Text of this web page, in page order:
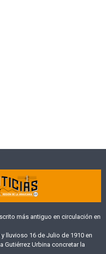
más antiguo en circulación en
lluvioso 16 de Julio de 1910 en
Gutiérrez Urbina concretar la